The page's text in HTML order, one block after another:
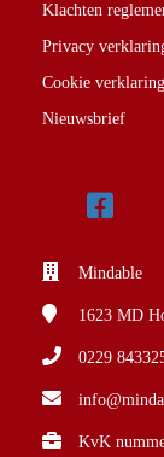
Klachten
Privacy
Cookie verklaring
Nieuwsbrief
Mindable
1623 MD
0229
KvK